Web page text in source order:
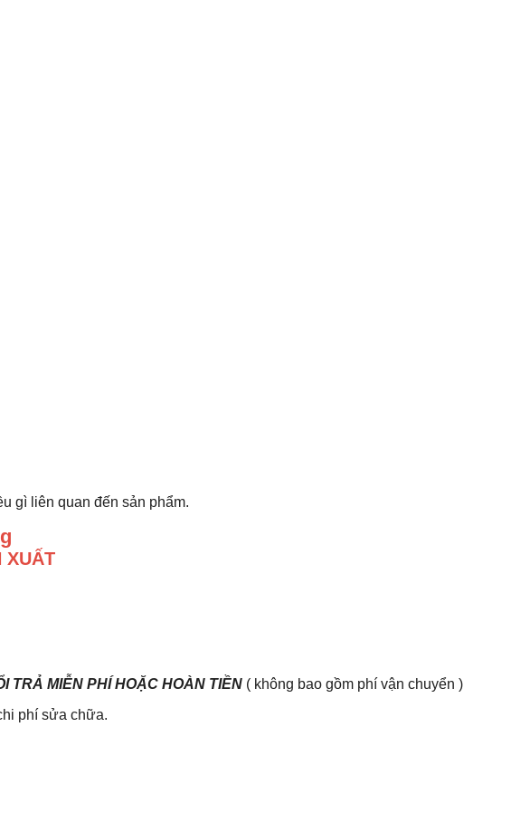
gì liên quan đến sản phẩm.
XUẤT
TRẢ MIỄN PHÍ HOẶC HOÀN TIỀN ( không bao gồm phí vận chuyển )
phí sửa chữa.